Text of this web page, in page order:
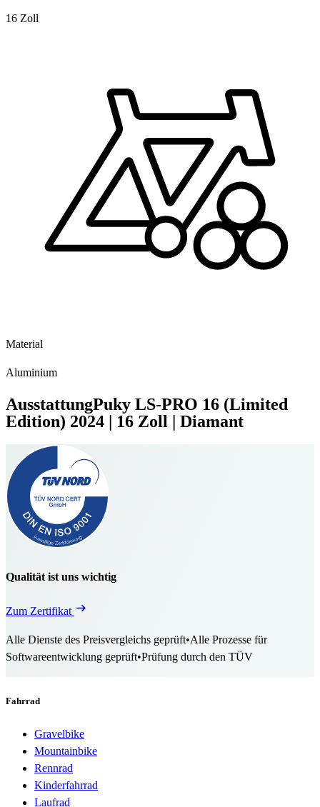
16 Zoll
Material
Aluminium
AusstattungPuky LS-PRO 16 (Limited
Edition) 2024 | 16 Zoll | Diamant
Qualität ist uns wichtig
Zum Zertifikat
Alle Dienste des Preisvergleichs geprüft•Alle Prozesse für
Softwareentwicklung geprüft•Prüfung durch den TÜV
Fahrrad
Gravelbike
Mountainbike
Rennrad
Kinderfahrrad
Laufrad